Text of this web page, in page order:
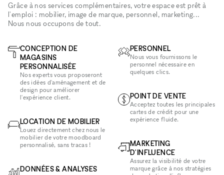
Grâce à nos services complémentaires, votre espace est prêt à
l'emploi : mobilier, image de marque, personnel, marketing...
Nous nous occupons de tout.
CONCEPTION DE
MAGASINS
PERSONNALISÉE
Nos experts vous proposeront
des idées d'aménagement et de
design pour améliorer
l'expérience client.
LOCATION DE MOBILIER
Louez directement chez nous le
mobilier de votre moodboard
personnalisé, sans tracas !
DONNÉES & ANALYSES
PERSONNEL
Nous vous fournissons le
personnel nécessaire en
quelques clics.
POINT DE VENTE
Acceptez toutes les principales
cartes de crédit pour une
expérience fluide.
MARKETING
D'INFLUENCE
Assurez la visibilité de votre
marque grâce à nos stratégies